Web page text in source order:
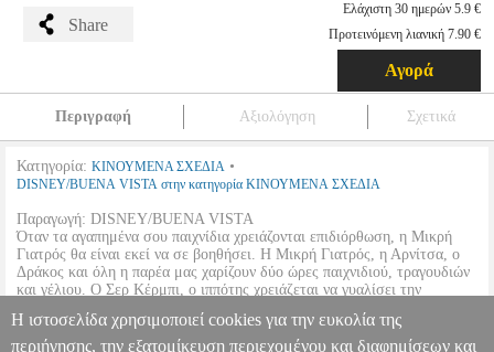
Share
Ελάχιστη 30 ημερών 5.9 €
Προτεινόμενη λιανική 7.90 €
Αγορά
Περιγραφή Αξιολόγηση Σχετικά
Κατηγορία: ΚΙΝΟΥΜΕΝΑ ΣΧΕΔΙΑ •
DISNEY/BUENA VISTA στην κατηγορία ΚΙΝΟΥΜΕΝΑ ΣΧΕΔΙΑ
Παραγωγή: DISNEY/BUENA VISTA
Όταν τα αγαπημένα σου παιχνίδια χρειάζονται επιδιόρθωση, η Μικρή
Γιατρός θα είναι εκεί να σε βοηθήσει. Η Μικρή Γιατρός, η Αρνίτσα, ο
Δράκος και όλη η παρέα μας χαρίζουν δύο ώρες παιχνιδιού, τραγουδιών
και γέλιου. Ο Σερ Κέρμπι, ο ιππότης χρειάζεται να γυαλίσει την
παιχνίδια χρειάζονται την αγκαλιά της Μικρής Γιατρού για να νιώσουν
καλύτερα. Ελληνική μεταγλώττιση.
Η ιστοσελίδα χρησιμοποιεί cookies για την ευκολία της
περιήγησης, την εξατομίκευση περιεχομένου και διαφημίσεων και